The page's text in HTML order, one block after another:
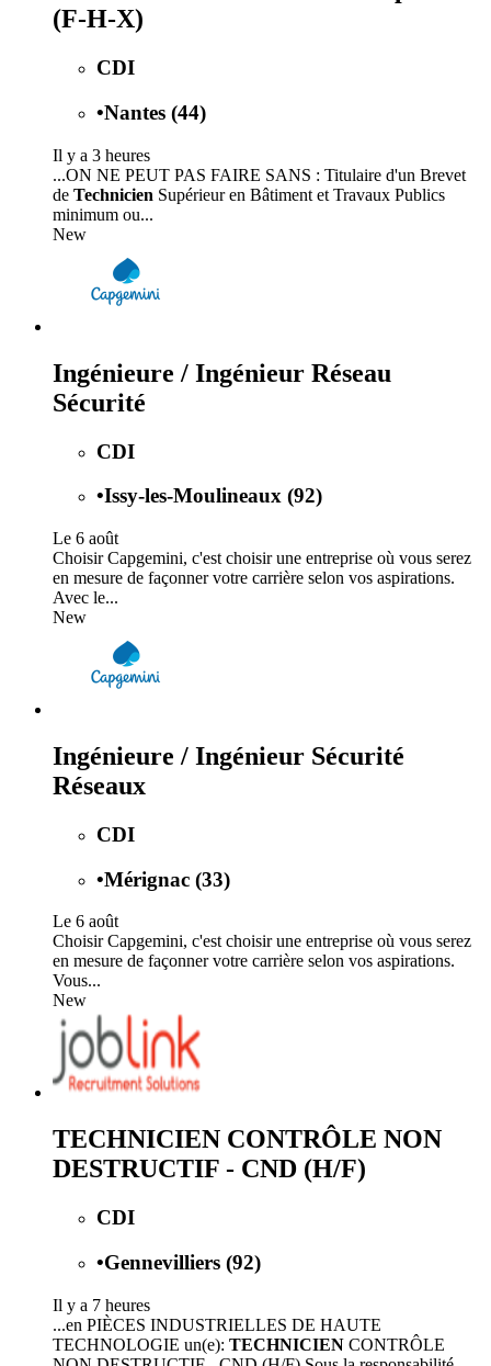
(F-H-X)
CDI
•Nantes (44)
Il y a 3 heures
...ON NE PEUT PAS FAIRE SANS : Titulaire d'un Brevet
de Technicien Supérieur en Bâtiment et Travaux Publics
minimum ou...
New
Ingénieure / Ingénieur Réseau
Sécurité
CDI
•Issy-les-Moulineaux (92)
Le 6 août
Choisir Capgemini, c'est choisir une entreprise où vous serez
en mesure de façonner votre carrière selon vos aspirations.
Avec le...
New
Ingénieure / Ingénieur Sécurité
Réseaux
CDI
•Mérignac (33)
Le 6 août
Choisir Capgemini, c'est choisir une entreprise où vous serez
en mesure de façonner votre carrière selon vos aspirations.
Vous...
New
TECHNICIEN CONTRÔLE NON
DESTRUCTIF - CND (H/F)
CDI
•Gennevilliers (92)
Il y a 7 heures
...en PIÈCES INDUSTRIELLES DE HAUTE
TECHNOLOGIE un(e): TECHNICIEN CONTRÔLE